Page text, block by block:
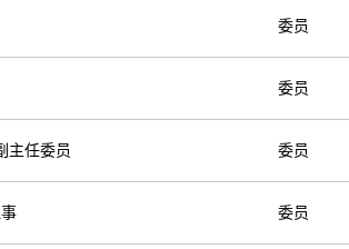
委员
委员
主任委员 委员
委员